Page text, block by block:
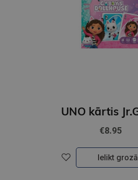
€8.95
Ielikt grozā